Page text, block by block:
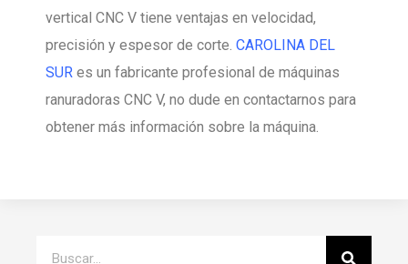
vertical CNC V tiene ventajas en velocidad,
precisión y espesor de corte. CAROLINA DEL
SUR es un fabricante profesional de máquinas
ranuradoras CNC V, no dude en contactarnos para
obtener más información sobre la máquina.